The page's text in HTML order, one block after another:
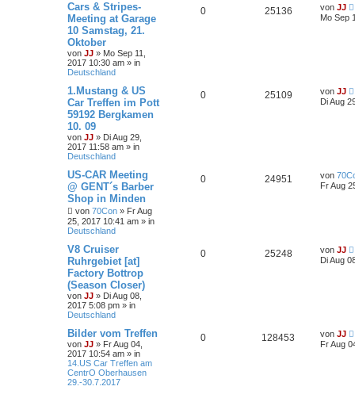
Cars & Stripes-
Meeting at Garage
10 Samstag, 21.
Oktober
von JJ » Mo Sep 11,
2017 10:30 am » in
Deutschland
0 25136 von JJ
Mo Sep
1.Mustang & US
Car Treffen im Pott
59192 Bergkamen
10. 09
von JJ » Di Aug 29,
2017 11:58 am » in
Deutschland
0 25109 von JJ
Di Aug
US-CAR Meeting
@ GENT´s Barber
Shop in Minden
von 70Con » Fr Aug
25, 2017 10:41 am » in
Deutschland
0 24951 von
Fr Aug
V8 Cruiser
Ruhrgebiet [at]
Factory Bottrop
(Season Closer)
von JJ » Di Aug 08,
2017 5:08 pm » in
Deutschland
0 25248 von JJ
Di Aug
Bilder vom Treffen
von JJ » Fr Aug 04,
2017 10:54 am » in
14.US Car Treffen am
CentrO Oberhausen
29.-30.7.2017
0 128453 von JJ
Fr Aug